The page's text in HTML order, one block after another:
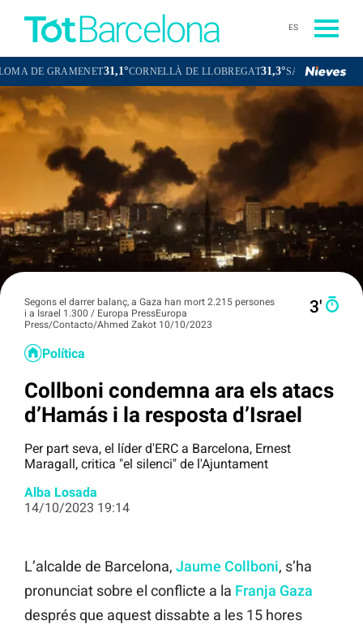
ES
GRAMENET31,1°CORNELLÀ DE LLOBREGAT31,3°SANT BOI DE
Segons el darrer balanç, a Gaza han mort 2.215 persones
i a Israel 1.300 / Europa PressEuropa
Press/Contacto/Ahmed Zakot 10/10/2023
3′
Política
Collboni condemna ara els atacs
d’Hamás i la resposta d’Israel
Per part seva, el líder d'ERC a Barcelona, Ernest
Maragall, critica "el silenci" de l'Ajuntament
Alba Losada
14/10/2023 19:14
L’alcalde de Barcelona, Jaume Collboni, s’ha
pronunciat sobre el conflicte a la Franja Gaza
després que aquest dissabte a les 15 hores